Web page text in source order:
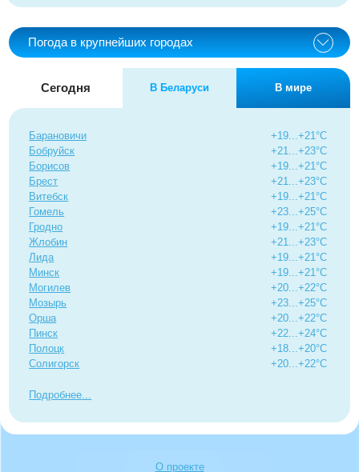
Погода в крупнейших городах
Сегодня В Беларуси В мире
Барановичи
Бобруйск
Борисов
Брест
Витебск
Гомель
Гродно
Жлобин
Лида
Минск
Могилев
Мозырь
Орша
Пинск
Полоцк
Солигорск
+19...+21°C
+21...+23°C
+19...+21°C
+21...+23°C
+19...+21°C
+23...+25°C
+19...+21°C
+21...+23°C
+19...+21°C
+19...+21°C
+20...+22°C
+23...+25°C
+20...+22°C
+22...+24°C
+18...+20°C
+20...+22°C
Подробнее
О проекте